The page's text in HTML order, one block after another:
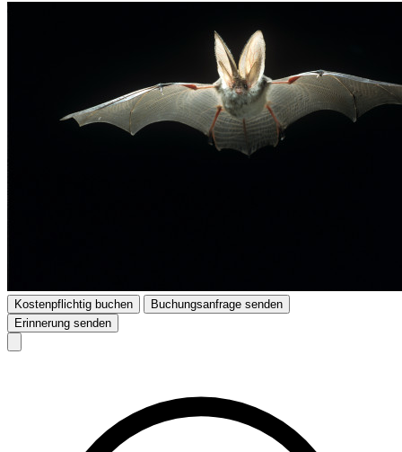
Kostenpflichtig buchen
Buchungsanfrage senden
Erinnerung senden